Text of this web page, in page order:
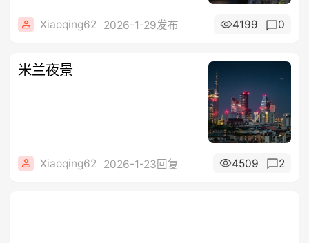
Xiaoqing62 2026-1-29发布 4199 0
米兰夜景
Xiaoqing62 2026-1-23回复 4509 2